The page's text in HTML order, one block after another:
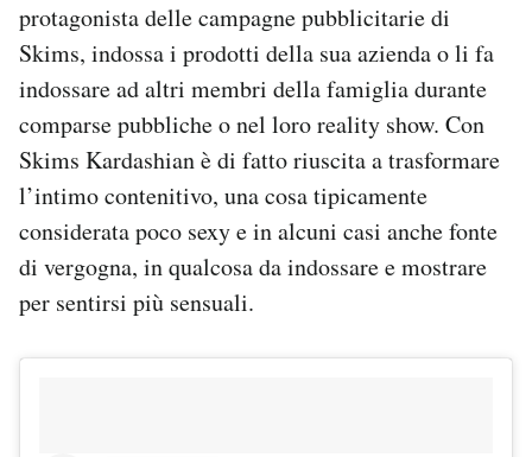
protagonista delle campagne pubblicitarie di
Skims, indossa i prodotti della sua azienda o li fa
indossare ad altri membri della famiglia durante
comparse pubbliche o nel loro reality show. Con
Skims Kardashian è di fatto riuscita a trasformare
l’intimo contenitivo, una cosa tipicamente
considerata poco sexy e in alcuni casi anche fonte
di vergogna, in qualcosa da indossare e mostrare
per sentirsi più sensuali.